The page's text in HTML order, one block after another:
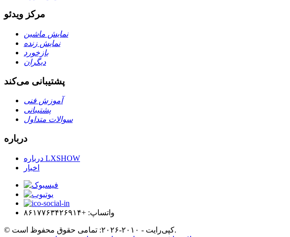
مرکز ویدئو
نمایش ماشین
نمایش زنده
بازخورد
دیگران
پشتیبانی می‌کند
آموزش فنی
پشتیبانی
سوالات متداول
درباره
درباره LXSHOW
اخبار
واتساپ: +۸۶۱۷۷۶۳۴۲۶۹۱۴
© کپی‌رایت - ۲۰۱۰-۲۰۲۶: تمامی حقوق محفوظ است.